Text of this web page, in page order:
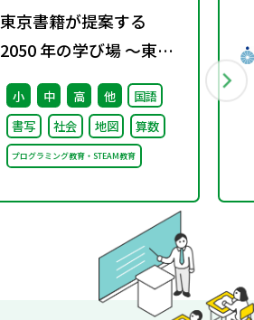
東京書籍が提案する
2050 年の学び場 ～東京
書籍は大阪・関西万博
「大阪ヘルスケア パビリ
オン」に出展・協賛しま
す～
小 中 高 他
国語
書写
社会 地図 算数
プログラミング教育・STEAM教育